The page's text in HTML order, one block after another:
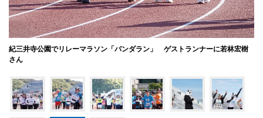
紀三井寺公園でリレーマラソン「パンダラン」 ゲストランナーに若林宏樹
さん